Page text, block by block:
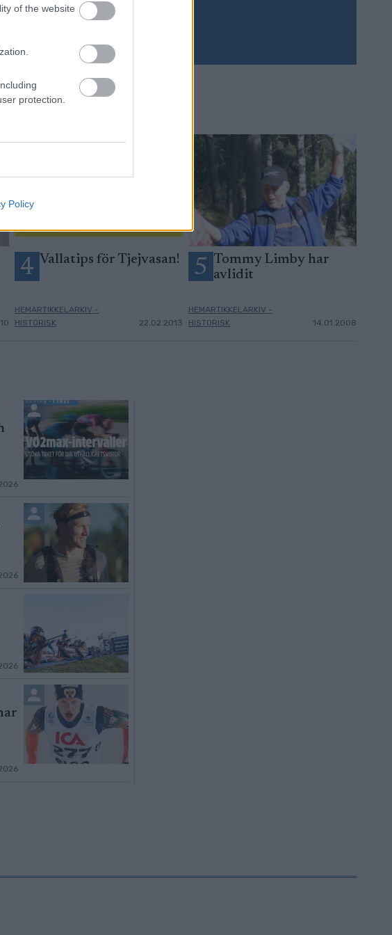
of the website
protection.
Policy
Prenumerera
4 Vallatips för Tjejvasan!
HEMARTIKKELARKIV -
HISTORISK
22.02.2013
5 Tommy Limby har
avlidit
HEMARTIKKELARKIV -
HISTORISK
14.01.2008